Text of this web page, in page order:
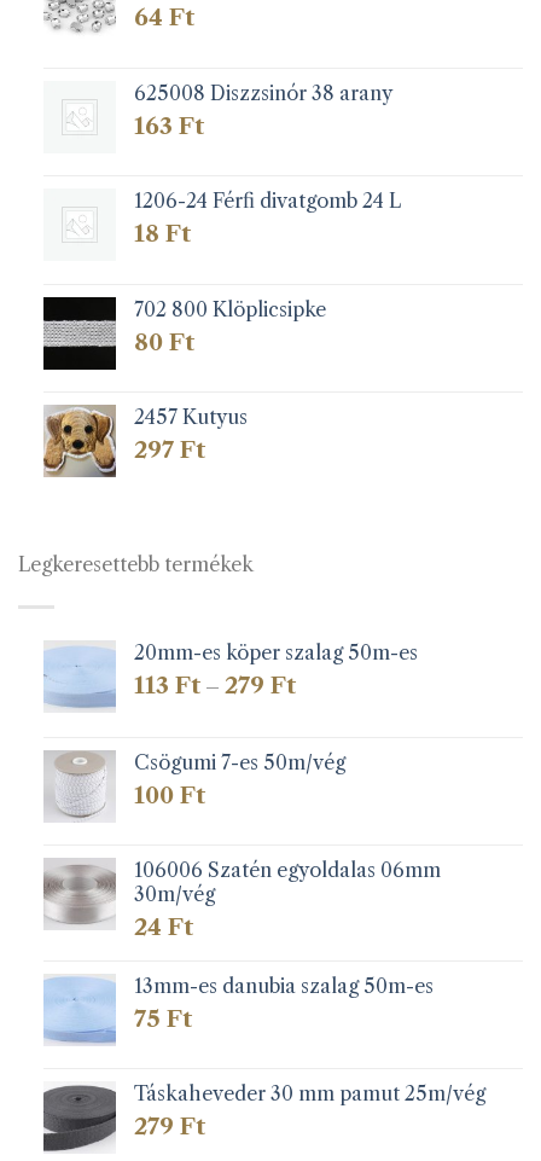
64 Ft
625008 Diszzsinór 38 arany
163 Ft
1206-24 Férfi divatgomb 24 L
18 Ft
702 800 Klöplicsipke
80 Ft
2457 Kutyus
297 Ft
Legkeresettebb termékek
20mm-es köper szalag 50m-es
113 Ft – 279 FtÁrtartomány:
279 Ft
Csögumi 7-es 50m/vég
100 Ft
106006 Szatén egyoldalas 06mm
30m/vég
24 Ft
13mm-es danubia szalag 50m-es
75 Ft
Táskaheveder 30 mm pamut 25m/vég
279 Ft